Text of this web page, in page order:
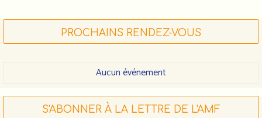
PROCHAINS RENDEZ-VOUS
Aucun événement
S'ABONNER À LA LETTRE DE L'AMF